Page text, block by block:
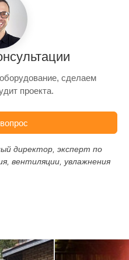
сделаем
проекта.
директор, эксперт по
вентиляции, увлажнения